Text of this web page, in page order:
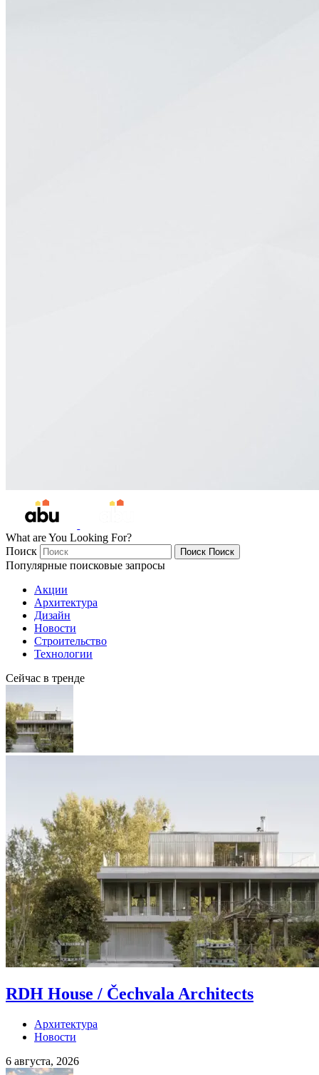
What are You Looking For?
Поиск
Поиск Поиск
Популярные поисковые запросы
Акции
Архитектура
Дизайн
Новости
Строительство
Технологии
Сейчас в тренде
RDH House / Čechvala Architects
Архитектура
Новости
6 августа, 2026